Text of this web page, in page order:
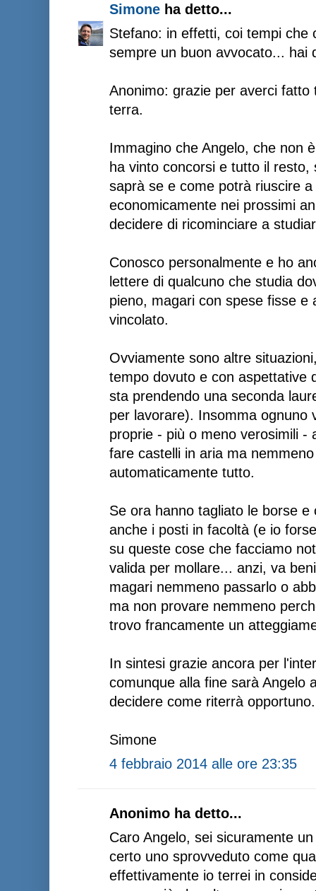
Simone ha detto...
Stefano: in effetti, coi tempi che
sempre un buon avvocato... hai
Anonimo: grazie per averci
terra.
Immagino che Angelo, che non
ha vinto concorsi e tutto il
saprà se e come potrà riuscire
economicamente nei prossimi
decidere di ricominciare a
Conosco personalmente e ho
lettere di qualcuno che studia
pieno, magari con spese fisse e
vincolato.
Ovviamente sono altre
tempo dovuto e con aspettative
sta prendendo una seconda
per lavorare). Insomma ognuno
proprie - più o meno verosimili -
fare castelli in aria ma
automaticamente tutto.
Se ora hanno tagliato le borse
anche i posti in facoltà (e io
su queste cose che facciamo
valida per mollare... anzi, va
magari nemmeno passarlo o
ma non provare nemmeno
trovo francamente un
In sintesi grazie ancora per
comunque alla fine sarà Angelo
decidere come riterrà opportuno.
Simone
4 febbraio 2014 alle ore 23:35
Anonimo ha detto...
Caro Angelo, sei sicuramente
certo uno sprovveduto come
effettivamente io terrei in